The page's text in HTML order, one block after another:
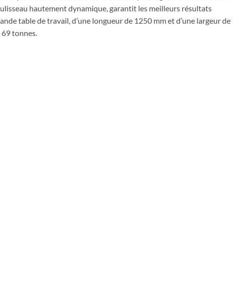
hautement dynamique, garantit les meilleurs résultats
table de travail, d’une longueur de 1250 mm et d’une largeur de
69 tonnes.